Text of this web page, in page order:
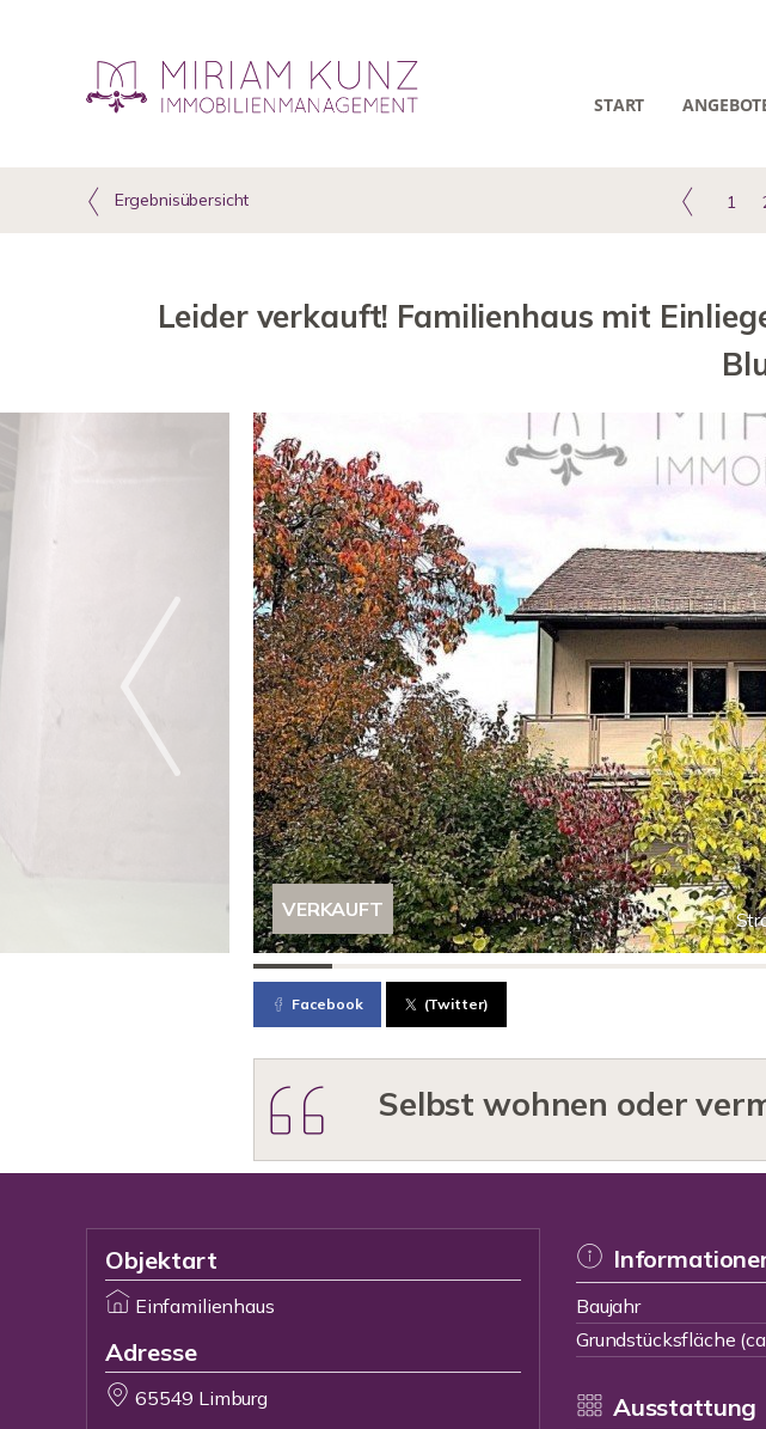
START
Ergebnisübersicht 1
Leider verkauft! Familienhaus mit
VERKAUFT
Facebook (Twitter)
Selbst wohnen oder
Objektart
Einfamilienhaus
Adresse
65549 Limburg
Baujahr
Grundstücksfläche
Ausstattung